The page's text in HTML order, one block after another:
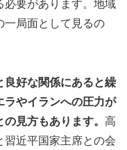
必要があります。地域
一局面として見るの
良好な関係にあると繰
ラやイランへの圧力が
見方もあります。 高
近平国家主席との会